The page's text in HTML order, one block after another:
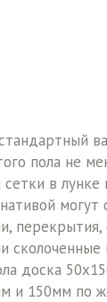
пола не
в
доска
и 150мм по